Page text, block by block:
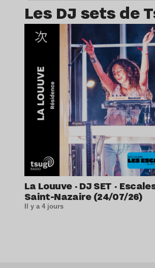
Les DJ sets de
La Louuve · DJ SET ·
Saint-Nazaire (24/07/26)
Il y a 4 jours
Lire l’article